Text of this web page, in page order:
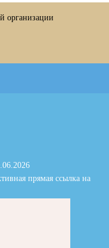
организации
прямая ссылка на